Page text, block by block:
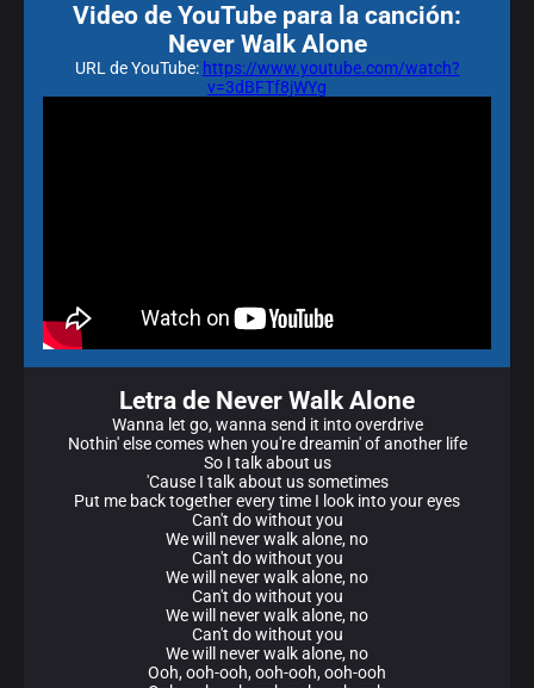
Video de YouTube para la canción:
Never Walk Alone
URL de YouTube: https://www.youtube.com/watch?
v=3dBFTf8jWYg
Letra de Never Walk Alone
Wanna let go, wanna send it into overdrive
Nothin' else comes when you're dreamin' of another life
So I talk about us
'Cause I talk about us sometimes
Put me back together every time I look into your eyes
Can't do without you
We will never walk alone, no
Can't do without you
We will never walk alone, no
Can't do without you
We will never walk alone, no
Can't do without you
We will never walk alone, no
Ooh, ooh-ooh, ooh-ooh, ooh-ooh